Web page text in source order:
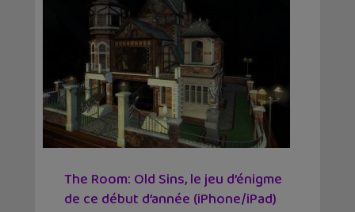
The Room: Old Sins, le jeu d’énigme
de ce début d’année (iPhone/iPad)